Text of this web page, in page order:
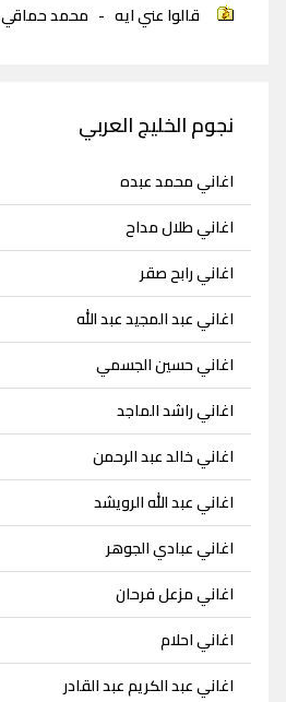
قالوا عني ايه - محمد حماقي
نجوم الخليج العربي
اغاني محمد عبده
اغاني طلال مداح
اغاني رابح صقر
اغاني عبد المجيد عبد الله
اغاني حسين الجسمي
اغاني راشد الماجد
اغاني خالد عبد الرحمن
اغاني عبد الله الرويشد
اغاني عبادي الجوهر
اغاني مزعل فرحان
اغاني احلام
اغاني عبد الكريم عبد القادر